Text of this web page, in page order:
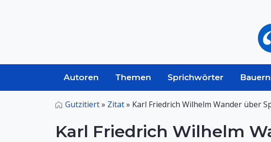
Autoren Themen Sprichwörter
Gutzitiert» Zitat» Karl Friedrich Wilhelm Wander über
Karl Friedrich Wilhelm